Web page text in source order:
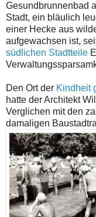
Gesundbrunnenbad
Stadt, ein bläulich
einer Hecke aus
aufgewachsen ist,
südlichen Stadtteile
Den Ort der Kindheit
hatte der Architekt
Verglichen mit den
damaligen